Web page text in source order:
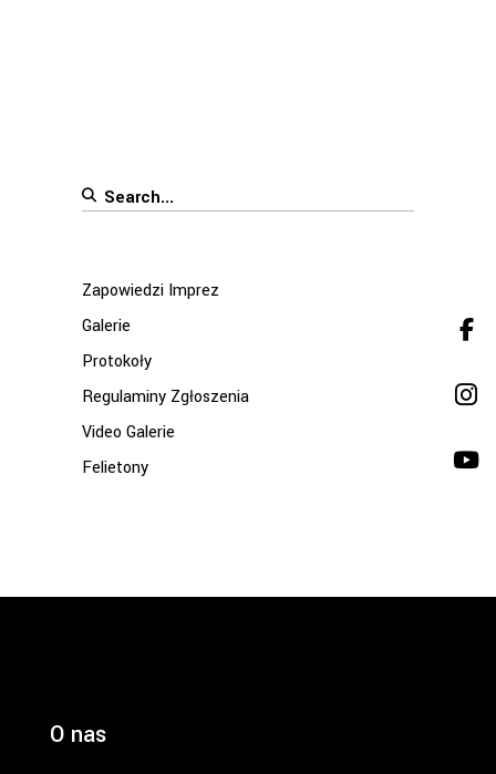
Search
Zapowiedzi Imprez
Galerie
Protokoły
Regulaminy Zgłoszenia
Video Galerie
Felietony
O nas